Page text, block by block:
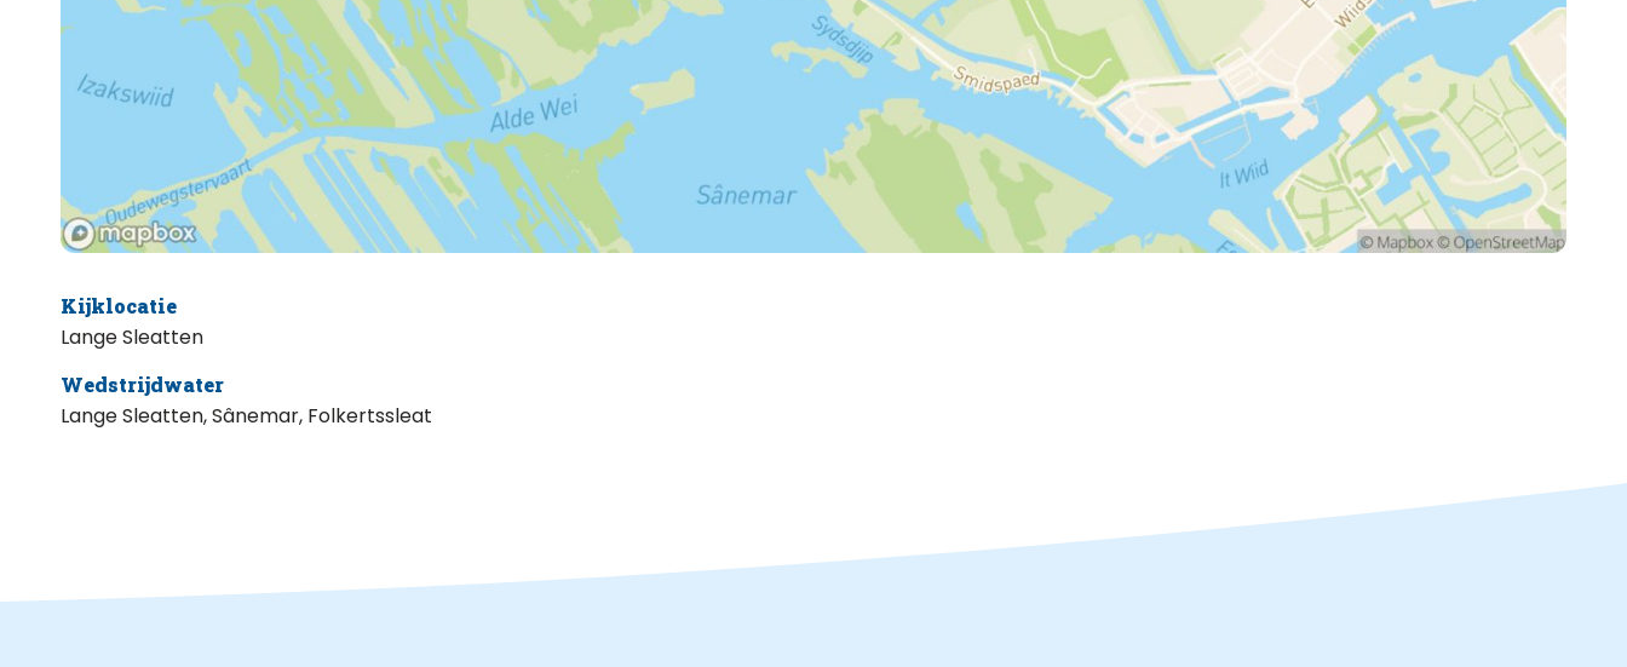
Kijklocatie
Lange Sleatten
Wedstrijdwater
Lange Sleatten, Sânemar, Folkertssleat